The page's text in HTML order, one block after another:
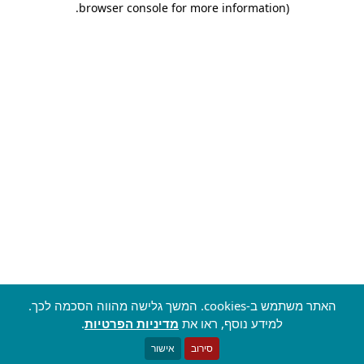
browser console for more information)
.
האתר משתמש ב-cookies. המשך גלישה מהווה הסכמה לכך.
למידע נוסף, ראו את מדיניות הפרטיות.
סירוב אישור